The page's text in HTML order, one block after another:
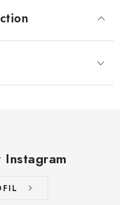
Instagram